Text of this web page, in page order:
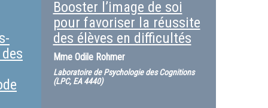
Booster l’image de soi
pour favoriser la réussite
des élèves en difficultés
Mme Odile Rohmer
Laboratoire de Psychologie des Cognitions
(LPC, EA 4440)